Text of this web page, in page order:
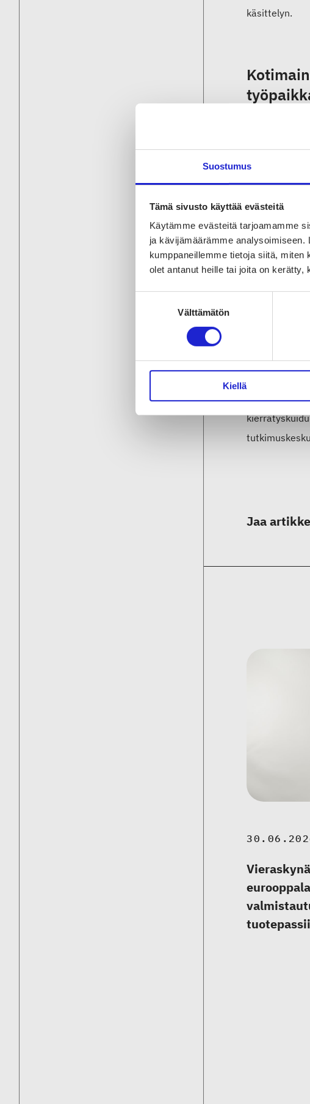
Suostumus
Tämä sivusto käyttää evästeitä
Käytämme evästeitä tarjoamamme
ja kävijämäärämme
kumppaneillemme tietoja siitä,
olet antanut heille tai joita on kerätty,
Välttämätön
Kiellä
käsittelyn.
mekaanisesti
erilaisten
valmistukseen.
erityisesti
ainetta
päästään
arvioidaan
Jaa